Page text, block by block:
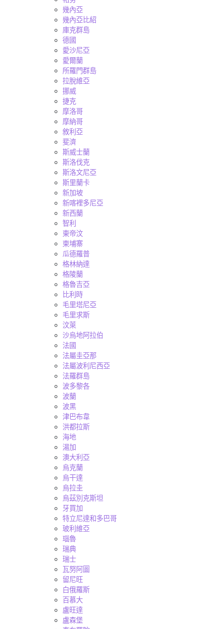
幾內亞
幾內亞比紹
庫克群島
德國
愛沙尼亞
愛爾蘭
所羅門群島
拉脫維亞
挪威
捷克
摩洛哥
摩納哥
敘利亞
斐濟
斯威士蘭
斯洛伐克
斯洛文尼亞
斯里蘭卡
新加坡
新喀裡多尼亞
新西蘭
智利
東帝汶
柬埔寨
瓜德羅普
格林納達
格陵蘭
格魯吉亞
比利時
毛里塔尼亞
毛里求斯
汶萊
沙烏地阿拉伯
法國
法屬圭亞那
法屬波利尼西亞
法羅群島
波多黎各
波蘭
波黑
津巴布韋
洪都拉斯
海地
湯加
澳大利亞
烏克蘭
烏干達
烏拉圭
烏茲別克斯坦
牙買加
特立尼達和多巴哥
玻利維亞
瑙魯
瑞典
瑞士
瓦努阿圖
留尼旺
白俄羅斯
百慕大
盧旺達
盧森堡